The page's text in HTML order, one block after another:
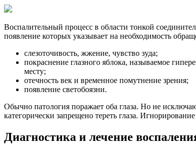
Воспалительный процесс в области тонкой
появление которых указывает на необходимость
слезоточивость, жжение, чувство зуда;
покраснение глазного яблока, называемое
месту;
отечность век и временное помутнение зрения;
появление светобоязни.
Обычно патология поражает оба глаза. Но не
категорически запрещено тереть глаза.
Диагностика и лечение